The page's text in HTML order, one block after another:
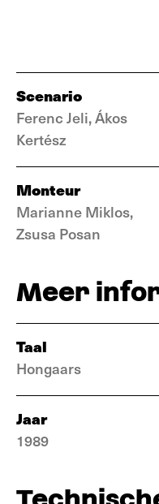
Scenario
Ferenc Jeli, Ákos
Kertész
Monteur
Marianne Miklos,
Zsusa Posan
Meer
Taal
Hongaars
Jaar
1989